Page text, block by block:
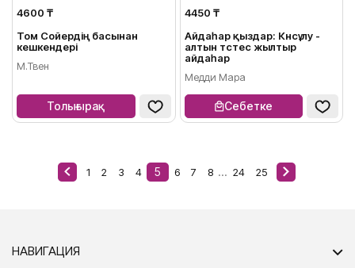
4600 ₸
Том Сойердің басынан
кешкендері
М.Твен
Толығырақ
4450 ₸
Айдаһар қыздар: Күнсұлу -
алтын түстес жылтыр
айдаһар
Медди Мара
Себетке
1 2 3 4 5 6 7 8 ... 24 25
НАВИГАЦИЯ